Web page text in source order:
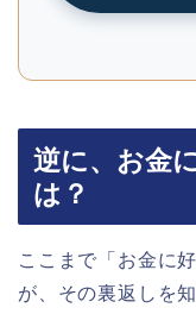
逆に、お金
は？
ここまで「お金に
が、その裏返しを